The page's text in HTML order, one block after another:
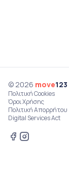
© 2026 move123
Πολιτική Cookies
Όροι Χρήσης
Πολιτική Απορρήτου
Digital Services Act